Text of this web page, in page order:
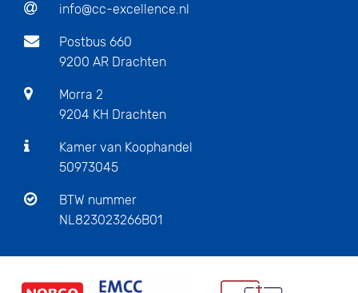
info@cc-excellence.nl
Postbus 660
9200 AR Drachten
Morra 2
9204 KH Drachten
Kamer van Koophandel
50973045
BTW nummer
NL823023266B01